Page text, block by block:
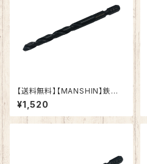
【送料無料】【MANSHIN】鉄工ド
リル 六角軸 鉄・アルミ・木材（適
応被削材） インパクトドライバー
電動ドリル 多用途ビット クロス
¥1,520